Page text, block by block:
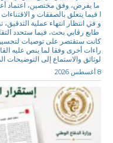
ما يفرض، وفق مختصين، اعتماد
ا فيما يتعلق بالصفقات و
و في انتظار انتهاء عملية
طابع رقابي بحت، فيما ستحدد
كانت ستقتصر على توصيات لتحسين
راءات أخرى وفقا لما ينص عليه
لوثائق والاستماع إلى التوضيحات
8 أغسطس 2026